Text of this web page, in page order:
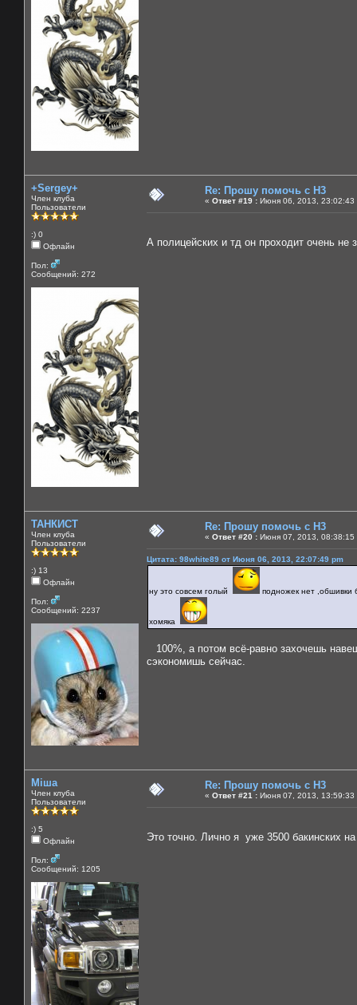
+Sergey+
Член клуба
Пользователи
:) 0
Офлайн
Пол:
Сообщений: 272
Re: Прошу помочь с Н3
« Ответ #19 : Июня 06, 2013, 23:02:43
А полицейских и тд он проходит очень
ТАНКИСТ
Член клуба
Пользователи
:) 13
Офлайн
Пол:
Сообщений: 2237
Re: Прошу помочь с Н3
« Ответ #20 : Июня 07, 2013, 08:38:15
Цитата: 98white89 от Июня 06, 2013, 22:07:49 pm
ну это совсем голый подножек нет ,обшивки
хомяка
100%, а потом всё-равно захочешь
сэкономишь сейчас.
Міша
Член клуба
Пользователи
:) 5
Офлайн
Пол:
Сообщений: 1205
Re: Прошу помочь с Н3
« Ответ #21 : Июня 07, 2013, 13:59:33
Это точно. Лично я уже 3500 бакинских